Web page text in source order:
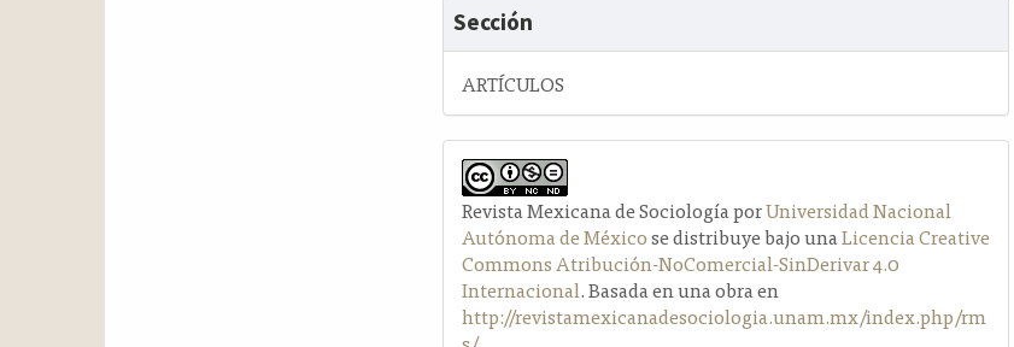
Sección
ARTÍCULOS
Revista Mexicana de Sociología porUniversidad Nacional
Autónoma de Méxicose distribuye bajo unaLicencia Creative
Commons Atribución-NoComercial-SinDerivar 4.0
Internacional. Basada en una obra en
http://revistamexicanadesociologia.unam.mx/index.php/rm